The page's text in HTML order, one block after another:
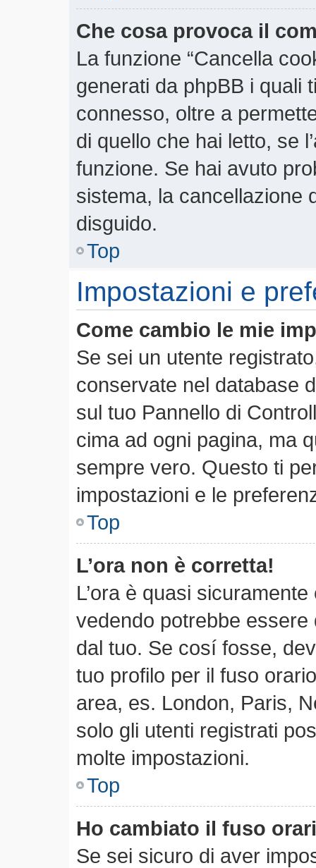
Che cosa provoca il
La funzione “Cancella
generati da phpBB i quali
connesso, oltre a
di quello che hai letto, se
funzione. Se hai avuto
sistema, la cancellazione
disguido.
Top
Impostazioni e
Come cambio le mie
Se sei un utente
conservate nel database
sul tuo Pannello di
cima ad ogni pagina, ma
sempre vero. Questo ti
impostazioni e le
Top
L’ora non è corretta!
L’ora è quasi
vedendo potrebbe
dal tuo. Se cosí fosse,
tuo profilo per il fuso
area, es. London, Paris,
solo gli utenti registrati
molte impostazioni.
Top
Ho cambiato il fuso
Se sei sicuro di aver